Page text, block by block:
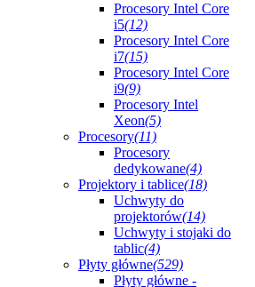
Procesory Intel Core
i5(12)
Procesory Intel Core
i7(15)
Procesory Intel Core
i9(9)
Procesory Intel
Xeon(5)
Procesory(11)
Procesory
dedykowane(4)
Projektory i tablice(18)
Uchwyty do
projektorów(14)
Uchwyty i stojaki do
tablic(4)
Płyty główne(529)
Płyty główne -